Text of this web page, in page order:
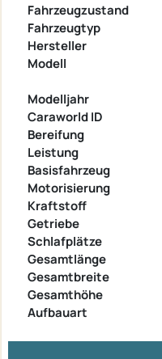
Fahrzeugzustand
Fahrzeugtyp
Hersteller
Modell
Modelljahr
Caraworld ID
Bereifung
Leistung
Basisfahrzeug
Motorisierung
Kraftstoff
Getriebe
Schlafplätze
Gesamtlänge
Gesamtbreite
Gesamthöhe
Aufbauart